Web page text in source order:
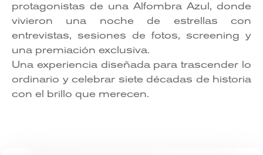
protagonistas de una Alfombra Azul, donde
vivieron una noche de estrellas con
entrevistas, sesiones de fotos, screening y
una premiación exclusiva.
Una experiencia diseñada para trascender lo
ordinario y celebrar siete décadas de historia
con el brillo que merecen.